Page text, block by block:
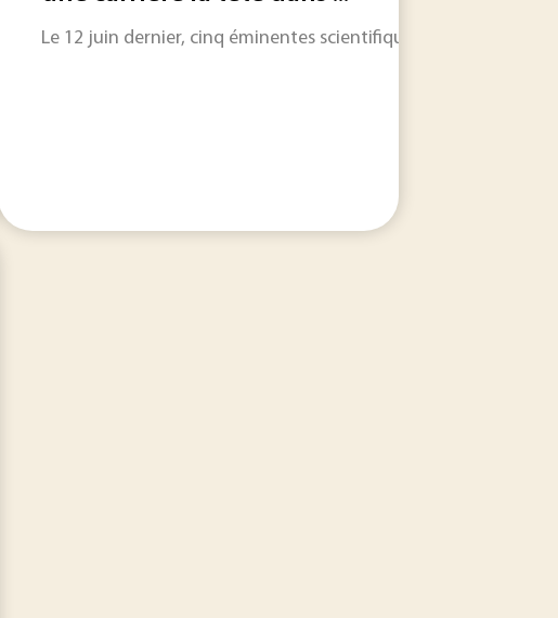
nombreuses solutions existent : installation de brise-soleil et...
soie d’araignée intriguent les scientifiques depuis plusieurs
Le 12 juin dernier, cinq éminentes scientifiques se sont vu
à l’innovation cosmétique, intitulée « Cosmétique : de la
ou bâtiments intelligents…, les infrastructures qui structurent nos